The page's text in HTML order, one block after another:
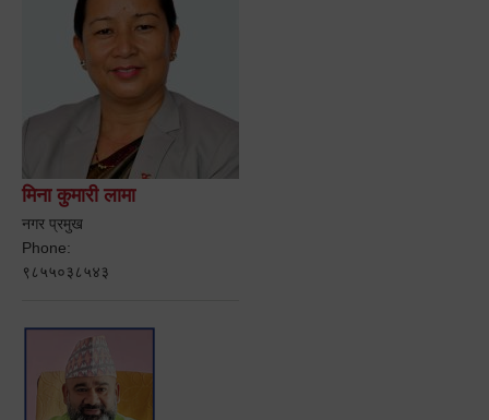
मिना कुमारी लामा
नगर प्रमुख
Phone:
९८५५०३८५४३